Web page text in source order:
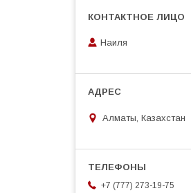
Наиля
Алматы, Казахстан
+7 (777) 273-19-75